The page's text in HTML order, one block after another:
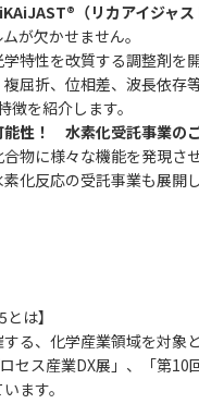
（リカアイジャス
欠かせません。
性を改質する調整剤を開
折、位相差、波長依存
を紹介します。
性！ 水素化受託事業の
に様々な機能を発現させ
反応の受託事業も展開
は】
る、化学産業領域を対象
セス産業DX展」、「第
ます。